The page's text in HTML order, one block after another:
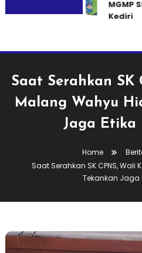
MGMP
Kediri
Saat Serahkan SK
Malang Wahyu
Jaga Etika
Home
Saat Serahkan SK CPNS,
Tekankan Jaga